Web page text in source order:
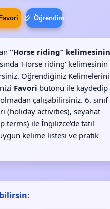
Favori Öğrendim
“Horse riding” kelimesinin
'Horse riding' kelimesinin
Öğrendiğiniz Kelimelerini
Favori butonu ile kaydedip
çalışabilirsiniz. 6. sınıf
(holiday activities), seyahat
terms) ile İngilizce'de tatil
kelime listesi ve pratik